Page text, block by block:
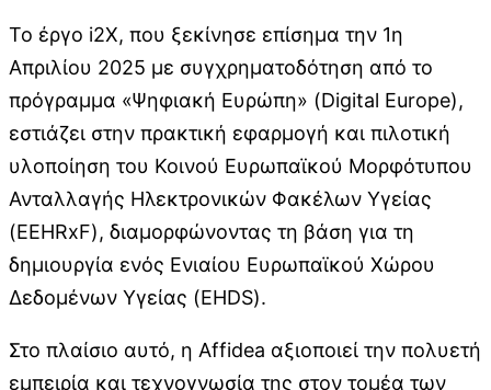
Το έργο i2X, που ξεκίνησε επίσημα την 1η
Απριλίου 2025 με συγχρηματοδότηση από το
πρόγραμμα «Ψηφιακή Ευρώπη» (Digital Europe),
εστιάζει στην πρακτική εφαρμογή και πιλοτική
υλοποίηση του Κοινού Ευρωπαϊκού Μορφότυπου
Ανταλλαγής Ηλεκτρονικών Φακέλων Υγείας
(EEHRxF), διαμορφώνοντας τη βάση για τη
δημιουργία ενός Ενιαίου Ευρωπαϊκού Χώρου
Δεδομένων Υγείας (EHDS).
Στο πλαίσιο αυτό, η Affidea αξιοποιεί την πολυετή
εμπειρία και τεχνογνωσία της στον τομέα των